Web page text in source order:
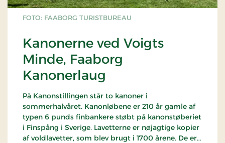
FOTO: FAABORG TURISTBUREAU
Kanonerne ved Voigts
Minde, Faaborg
Kanonerlaug
På Kanonstillingen står to kanoner i
sommerhalvåret. Kanonløbene er 210 år gamle af
typen 6 punds finbankere støbt på kanonstøberiet
i Finspång i Sverige. Lavetterne er nøjagtige kopier
af voldlavetter, som blev brugt i 1700 årene. De er